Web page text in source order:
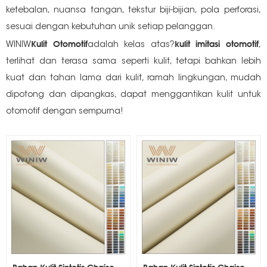
ketebalan, nuansa tangan, tekstur biji-bijian, pola perforasi,
sesuai dengan kebutuhan unik setiap pelanggan.
WINIWKulit Otomotifadalah kelas atas?kulit imitasi otomotif,
terlihat dan terasa sama seperti kulit, tetapi bahkan lebih
kuat dan tahan lama dari kulit, ramah lingkungan, mudah
dipotong dan dipangkas, dapat menggantikan kulit untuk
otomotif dengan sempurna!